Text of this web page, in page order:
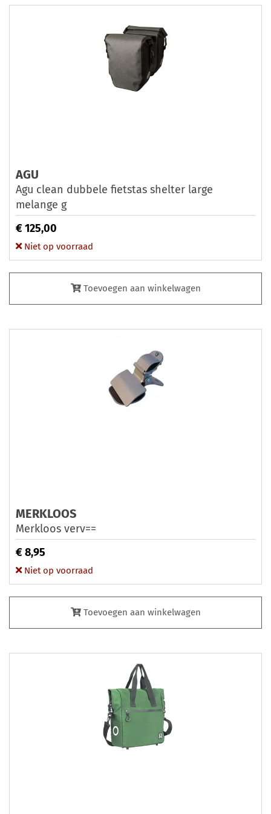
AGU
Agu clean dubbele fietstas shelter large
melange g
€ 125,00
Niet op voorraad
Toevoegen aan winkelwagen
MERKLOOS
Merkloos verv==
€ 8,95
Niet op voorraad
Toevoegen aan winkelwagen